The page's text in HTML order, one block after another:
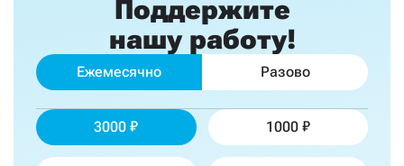
Поддержите
нашу работу!
Ежемесячно Разово
3000 1000